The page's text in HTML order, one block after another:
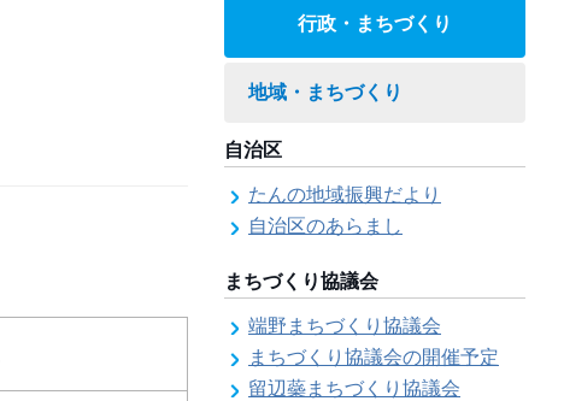
行政・まちづくり
地域・まちづくり
自治区
たんの地域振興だより
自治区のあらまし
まちづくり協議会
端野まちづくり協議会
まちづくり協議会の開催予定
留辺蘂まちづくり協議会